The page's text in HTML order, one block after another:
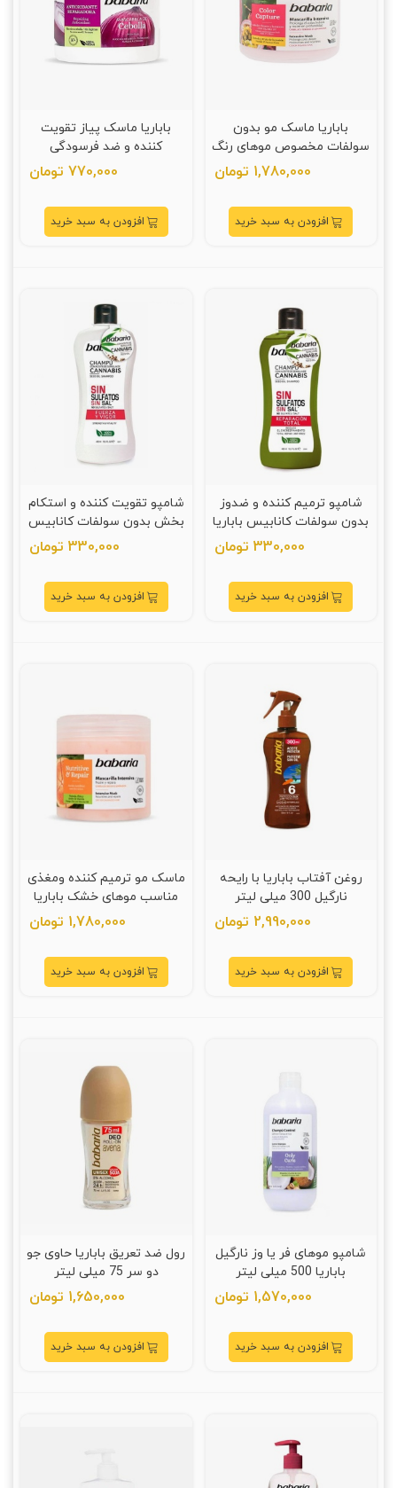
باباریا ماسک مو بدون
سولفات مخصوص موهای رنگ
1,780,000 تومان
افزودن به سبد خرید
باباریا ماسک پیاز تقویت
کننده و ضد فرسودگی
مخصوص موهای رنگ شده
770,000 تومان
افزودن به سبد خرید
شامپو ترمیم کننده و ضدوز
بدون سولفات کانابیس باباریا
330,000 تومان
افزودن به سبد خرید
شامپو تقویت کننده و استکام
بخش بدون سولفات کانابیس
330,000 تومان
افزودن به سبد خرید
روغن آفتاب باباریا با رایحه
نارگیل 300 میلی لیتر
2,990,000 تومان
افزودن به سبد خرید
ماسک مو ترمیم کننده ومغذی
مناسب موهای خشک باباریا
400 میل
1,780,000 تومان
افزودن به سبد خرید
شامپو موهای فر یا وز نارگیل
باباریا 500 میلی لیتر
1,570,000 تومان
افزودن به سبد خرید
رول ضد تعریق باباریا حاوی جو
دو سر 75 میلی لیتر
1,650,000 تومان
افزودن به سبد خرید